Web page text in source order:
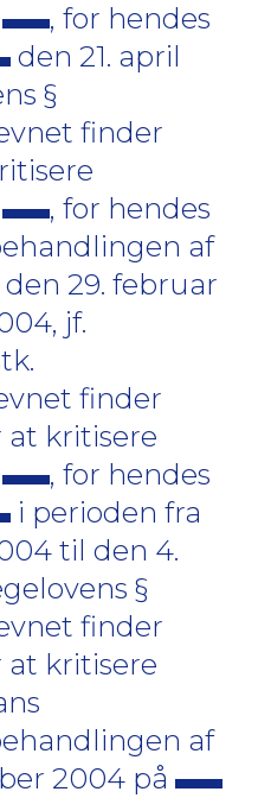
, for hendes
den 21. april
§
finder
, for hendes
af
29. februar
jf.
finder
kritisere
, for hendes
i perioden fra
til den 4.
§
finder
kritisere
af
2004 på